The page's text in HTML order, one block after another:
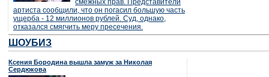
смежных прав. Представители
артиста сообщили, что он погасил большую часть
ущерба - 12 миллионов рублей. Суд, однако,
отказался смягчить меру пресечения.
ШОУБИЗ
Ксения Бородина вышла замуж за Николая
Сердюкова